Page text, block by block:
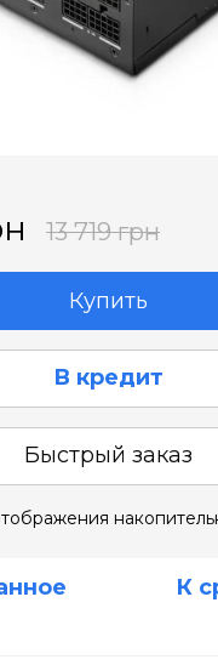
13 719 грн
Купить
В кредит
Быстрый заказ
К